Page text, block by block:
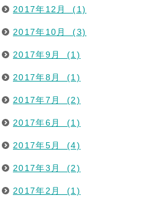
2017年12月 (1)
2017年10月 (3)
2017年9月 (1)
2017年8月 (1)
2017年7月 (2)
2017年6月 (1)
2017年5月 (4)
2017年3月 (2)
2017年2月 (1)